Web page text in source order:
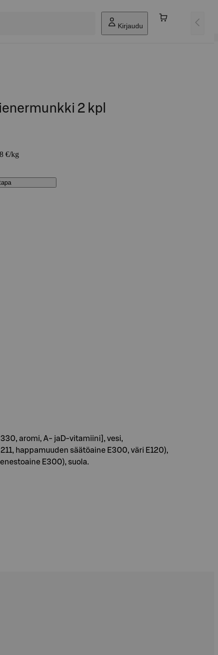
Kirjaudu
2 kpl
€/kg
aromi, A- jaD-vitamiini], vesi,
happamuuden säätöaine E300, väri E120),
E300), suola.